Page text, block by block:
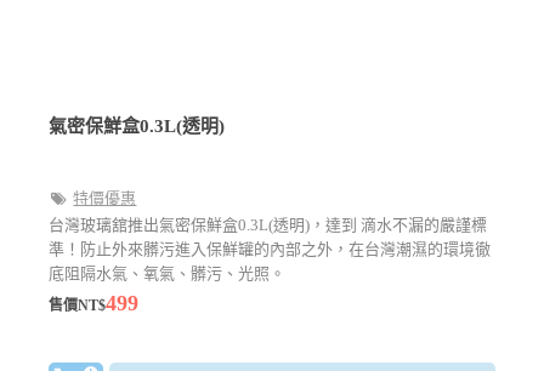
氣密保鮮盒0.3L(透明)
特價優惠
台灣玻璃舘推出氣密保鮮盒0.3L(透明)，達到 滴水不漏的嚴謹標
準！防止外來髒污進入保鮮罐的內部之外，在台灣潮濕的環境徹
底阻隔水氣、氧氣、髒污、光照。
售價NT$499